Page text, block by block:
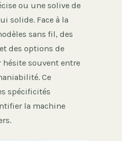
ou une solive de
solide. Face à la
sans fil, des
et des options de
souvent entre
Ce
spécificités
la machine